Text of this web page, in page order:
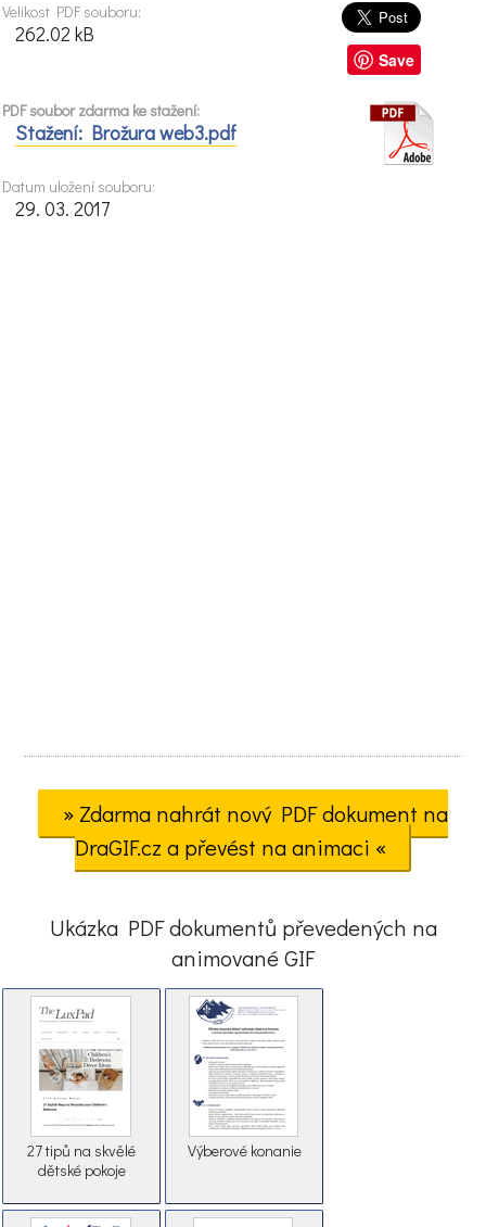
Save
Velikost PDF souboru:
262.02 kB
PDF soubor zdarma ke stažení:
Stažení: Brožura web3.pdf
Datum uložení souboru:
29. 03. 2017
» Zdarma nahrát nový PDF dokument na
DraGIF.cz a převést na animaci «
Ukázka PDF dokumentů převedených na
animované GIF
27 tipů na skvělé
dětské pokoje
Výberové konanie